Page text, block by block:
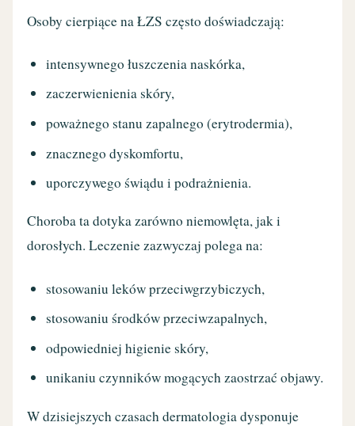
Osoby cierpiące na ŁZS często doświadczają:
intensywnego łuszczenia naskórka,
zaczerwienienia skóry,
poważnego stanu zapalnego (erytrodermia),
znacznego dyskomfortu,
uporczywego świądu i podrażnienia.
Choroba ta dotyka zarówno niemowlęta, jak i
dorosłych. Leczenie zazwyczaj polega na:
stosowaniu leków przeciwgrzybiczych,
stosowaniu środków przeciwzapalnych,
odpowiedniej higienie skóry,
unikaniu czynników mogących zaostrzać objawy.
W dzisiejszych czasach dermatologia dysponuje